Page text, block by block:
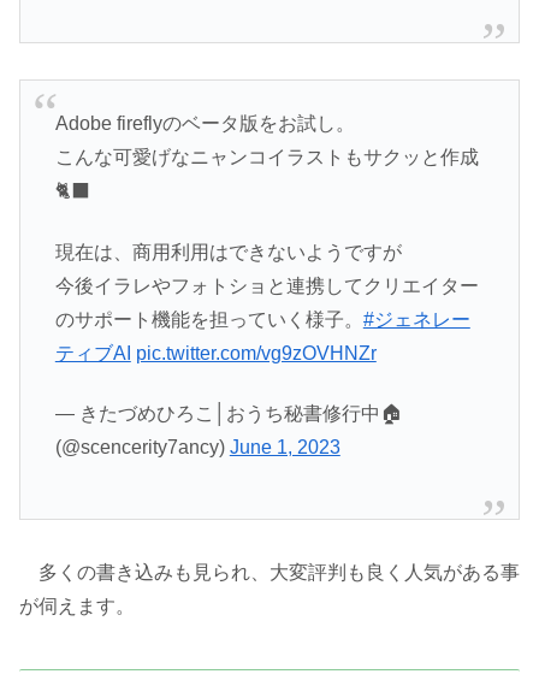
Adobe fireflyのベータ版をお試し。
こんな可愛げなニャンコイラストもサクッと作成
🐈‍⬛
現在は、商用利用はできないようですが
今後イラレやフォトショと連携してクリエイター
のサポート機能を担っていく様子。 #ジェネレー
ティブAI pic.twitter.com/vg9zOVHNZr
— きたづめひろこ│おうち秘書修行中🏠
(@scencerity7ancy) June 1, 2023
多くの書き込みも見られ、大変評判も良く人気がある事
が伺えます。